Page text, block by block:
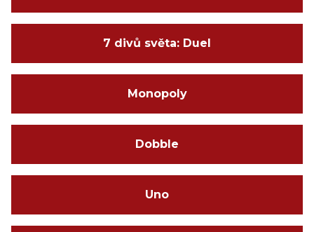
7 divů světa: Duel
Monopoly
Dobble
Uno